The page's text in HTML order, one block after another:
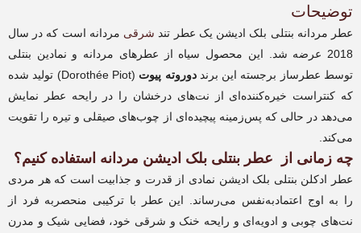
Bentley
For
Men
Black
Edition
توضیحات
عطر مردانه بنتلی بلک ادیشن یک عطر تند شرقی مردانه است که در سال
2018 عرضه شد. این محصول سیاه از عطرهای مردانه و نمادین بنتلی
توسط عطرساز برجسته این برنددوروته پیوت
(Dorothée Piot) تولید شده
که کنتراست خیره‌کننده‌ای از نت‌های درخشان را در رایحه‌‌ عطر نمایش
می‌دهد در حالی که پس‌زمینه پیچیده‌ای از چوب‌های صیقلی و تیره را تقویت
می‌کند.
چه زمانی از عطر بنتلی بلک ادیشن مردانه استفاده کنیم؟
عطر ادکلن بنتلی بلک ادیشن نمادی از قدرت و جذابیت است که هر مردی
را به اوج اعتماد‌به‌نفس می‌رساند. این عطر با ترکیبی منحصر‌به فرد از
نت‌های چوبی و ادویه‌ای و رایحه خنک و شرقی خود، فضایی شیک و مدرن